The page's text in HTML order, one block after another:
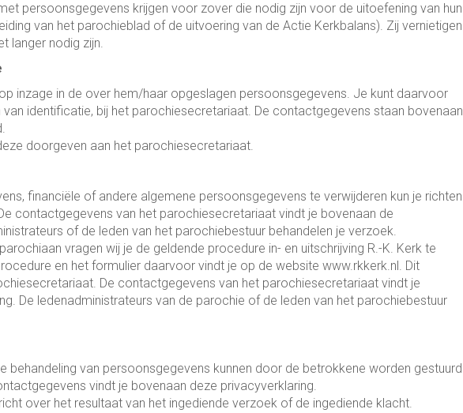
persoonsgegevens krijgen voor zover die nodig zijn voor de uitoefening van hun
van het parochieblad of de uitvoering van de Actie Kerkbalans). Zij vernietigen
langer nodig zijn.
inzage in de over hem/haar opgeslagen persoonsgegevens. Je kunt daarvoor
van identificatie, bij het parochiesecretariaat. De contactgegevens staan bovenaan
doorgeven aan het parochiesecretariaat.
financiële of andere algemene persoonsgegevens te verwijderen kun je richten
contactgegevens van het parochiesecretariaat vindt je bovenaan de
of de leden van het parochiebestuur behandelen je verzoek.
vragen wij je de geldende procedure in- en uitschrijving R.-K. Kerk te
en het formulier daarvoor vindt je op de website www.rkkerk.nl. Dit
De contactgegevens van het parochiesecretariaat vindt je
De ledenadministrateurs van de parochie of de leden van het parochiebestuur
behandeling van persoonsgegevens kunnen door de betrokkene worden gestuurd
vindt je bovenaan deze privacyverklaring.
over het resultaat van het ingediende verzoek of de ingediende klacht.